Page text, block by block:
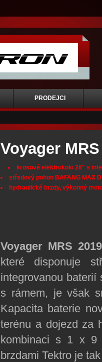
PRODEJCI
Voyager
krosové elektrokolo 28" s
středový pohon BAFANG MAX
hydraulické brzdy, výkonný
Voyager MRS 2019
které disponuje
integrovanou
s rámem, je však
Kapacita baterie
terénu a dojezd za
kombinaci s 1 x 9
brzdami Tektro je